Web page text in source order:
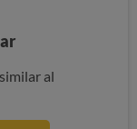
al